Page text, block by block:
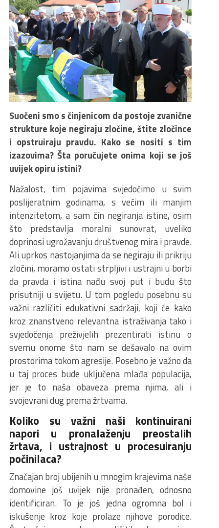
Suočeni smo s činjenicom da postoje zvanične
strukture koje negiraju zločine, štite zločince
i opstruiraju pravdu. Kako se nositi s tim
izazovima? Šta poručujete onima koji se još
uvijek opiru istini?
Nažalost, tim pojavima svjedočimo u svim
poslijeratnim godinama, s većim ili manjim
intenzitetom, a sam čin negiranja istine, osim
što predstavlja moralni sunovrat, uveliko
doprinosi ugrožavanju društvenog mira i pravde.
Ali uprkos nastojanjima da se negiraju ili prikriju
zločini, moramo ostati strpljivi i ustrajni u borbi
da pravda i istina nađu svoj put i budu što
prisutniji u svijetu. U tom pogledu posebnu su
važni različiti edukativni sadržaji, koji će kako
kroz znanstveno relevantna istraživanja tako i
svjedočenja preživjelih prezentirati istinu o
svemu onome što nam se dešavalo na ovim
prostorima tokom agresije. Posebno je važno da
u taj proces bude uključena mlađa populacija,
jer je to naša obaveza prema njima, ali i
svojevrani dug prema žrtvama.
Koliko su važni naši kontinuirani
napori u pronalaženju preostalih
žrtava, i ustrajnost u procesuiranju
počinilaca?
Značajan broj ubijenih u mnogim krajevima naše
domovine još uvijek nije pronađen, odnosno
identificiran. To je još jedna ogromna bol i
iskušenje kroz koje prolaze njihove porodice.